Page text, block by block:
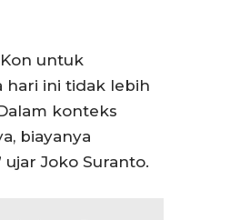
untuk
hari ini tidak lebih
konteks
biayanya
Joko Suranto.